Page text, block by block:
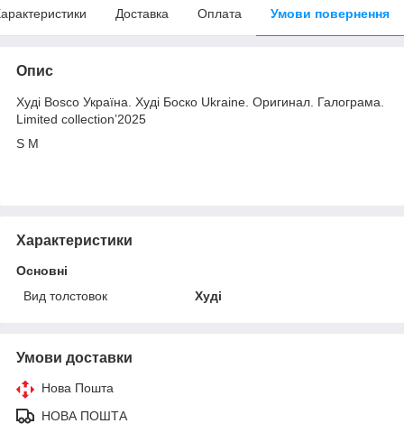
Доставка Оплата Умови повернення
Опис
Худі Bosco Україна. Худі Боско Ukraine. Оригинал. Галограма.
Limited collection’2025
S M
Характеристики
Основні
Вид толстовок
Худі
Умови доставки
Нова Пошта
НОВА ПОШТА